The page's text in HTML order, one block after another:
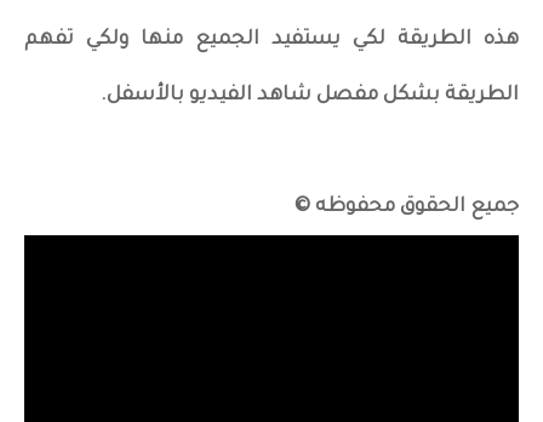
هذه الطريقة لكي يستفيد الجميع منها ولكي تفهم
الطريقة بشكل مفصل شاهد الفيديو بالأسفل.
جميع الحقوق محفوظه ©